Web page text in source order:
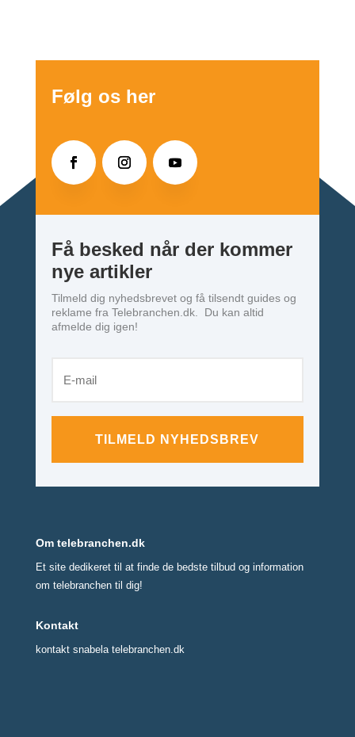
Følg os her
Få besked når der kommer
nye artikler
Tilmeld dig nyhedsbrevet og få tilsendt guides og
reklame fra Telebranchen.dk. Du kan altid
afmelde dig igen!
TILMELD NYHEDSBREV
Om telebranchen.dk
Et site dedikeret til at finde de bedste tilbud og information
om telebranchen til dig!
Kontakt
kontakt snabela telebranchen.dk